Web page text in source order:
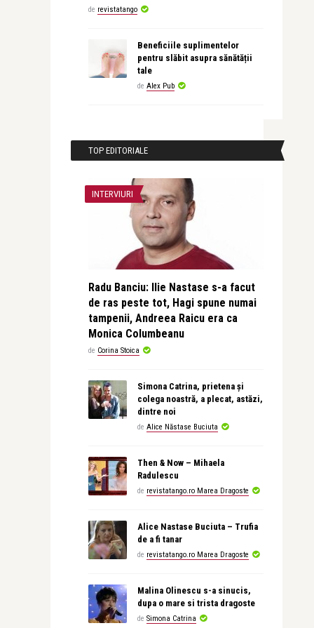
de revistatango
Beneficiile suplimentelor
pentru slăbit asupra sănătății
tale
de Alex Pub
TOP EDITORIALE
INTERVIURI
Radu Banciu: Ilie Nastase s-a facut
de ras peste tot, Hagi spune numai
tampenii, Andreea Raicu era ca
Monica Columbeanu
de Corina Stoica
Simona Catrina, prietena și
colega noastră, a plecat, astăzi,
dintre noi
de Alice Năstase Buciuta
Then & Now – Mihaela
Radulescu
de revistatango.ro Marea Dragoste
Alice Nastase Buciuta – Trufia
de a fi tanar
de revistatango.ro Marea Dragoste
Malina Olinescu s-a sinucis,
dupa o mare si trista dragoste
de Simona Catrina